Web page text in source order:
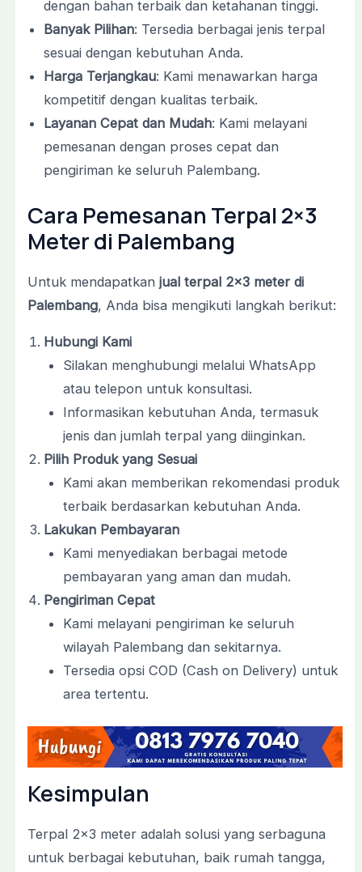
dengan bahan terbaik dan ketahanan tinggi.
Banyak Pilihan: Tersedia berbagai jenis terpal
sesuai dengan kebutuhan Anda.
Harga Terjangkau: Kami menawarkan harga
kompetitif dengan kualitas terbaik.
Layanan Cepat dan Mudah: Kami melayani
pemesanan dengan proses cepat dan
pengiriman ke seluruh Palembang.
Cara Pemesanan Terpal 2×3
Meter di Palembang
Untuk mendapatkan jual terpal 2×3 meter di
Palembang, Anda bisa mengikuti langkah berikut:
Hubungi Kami
Silakan menghubungi melalui WhatsApp
atau telepon untuk konsultasi.
Informasikan kebutuhan Anda, termasuk
jenis dan jumlah terpal yang diinginkan.
Pilih Produk yang Sesuai
Kami akan memberikan rekomendasi produk
terbaik berdasarkan kebutuhan Anda.
Lakukan Pembayaran
Kami menyediakan berbagai metode
pembayaran yang aman dan mudah.
Pengiriman Cepat
Kami melayani pengiriman ke seluruh
wilayah Palembang dan sekitarnya.
Tersedia opsi COD (Cash on Delivery) untuk
area tertentu.
Kesimpulan
Terpal 2×3 meter adalah solusi yang serbaguna
untuk berbagai kebutuhan, baik rumah tangga,